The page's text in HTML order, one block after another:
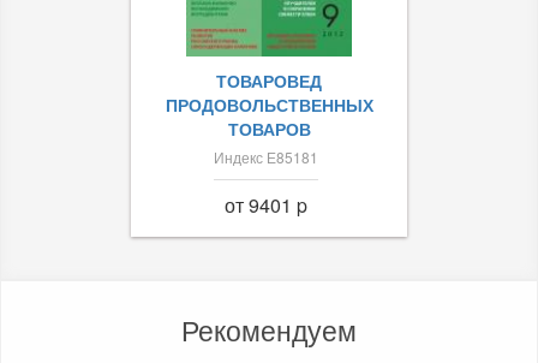
ТОВАРОВЕД
ПРОДОВОЛЬСТВЕННЫХ
ТОВАРОВ
Индекс Е85181
от 9401 p
Рекомендуем